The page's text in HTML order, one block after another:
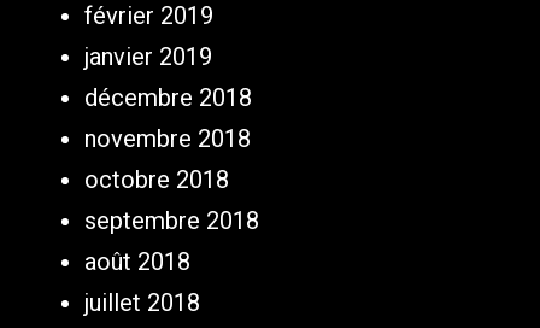
février 2019
janvier 2019
décembre 2018
novembre 2018
octobre 2018
septembre 2018
août 2018
juillet 2018